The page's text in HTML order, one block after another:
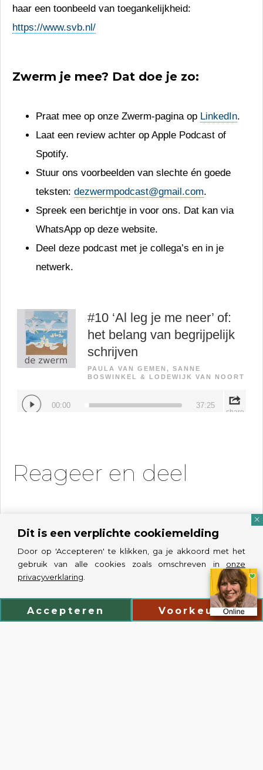
haar een toonbeeld van toegankelijkheid:
https://www.svb.nl/
Zwerm je mee? Dat doe je zo:
Praat mee op onze Zwerm-pagina op LinkedIn.
Laat een review achter op Apple Podcast of
Spotify.
Stuur ons voorbeelden van slechte én goede
teksten: dezwermpodcast@gmail.com.
Spreek een berichtje in voor ons. Dat kan via
WhatsApp op deze website.
Deel deze podcast met je collega’s en in je
netwerk.
Reageer en deel
en deel deze podcast op social media. Bedankt!
Pin
Dit is een verplichte cookiemelding
Door op 'Accepteren' te klikken, ga je akkoord met het
gebruik van alle cookies zoals omschreven in onze
privacyverklaring
Accepteren Voorkeuren